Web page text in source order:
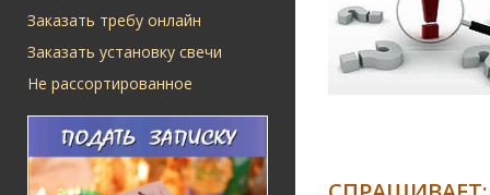
Заказать требу онлайн
Заказать установку свечи
Не рассортированное